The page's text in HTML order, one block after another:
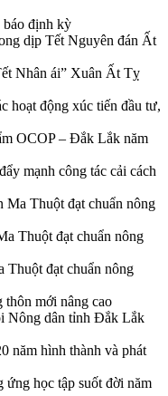
định kỳ
dịp Tết Nguyên đán Ất
Nhân ái” Xuân Ất Tỵ
hoạt động xúc tiến đầu tư,
OCOP – Đắk Lắk năm
mạnh công tác cải cách
Ma Thuột đạt chuẩn nông
Thuột đạt chuẩn nông
Thuột đạt chuẩn nông
thôn mới nâng cao
Nông dân tỉnh Đắk Lắk
năm hình thành và phát
ứng học tập suốt đời năm